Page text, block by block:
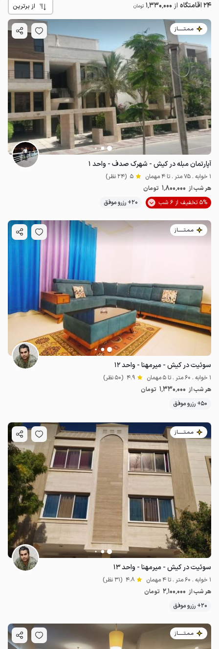
24 اقامتگاه از 1٬330٬000 تومان از برترین
مـمـتــــــاز
آپارتمان مبله در کیش - شهرک صدف - واحد ۱
1 خوابه . 75 متر . تا 4 مهمان 5 (24 نظر)
هر شب از 1٬800٬000 تومان
5% تخفیف از 6 شب
20+ رزرو موفق
مـمـتــــــاز
سوئیت در کیش - میرمهنا - واحد ۱۲
1 خوابه . 60 متر . تا 5 مهمان 4.9 (50 نظر)
هر شب از 1٬330٬000 تومان
50+ رزرو موفق
مـمـتــــــاز
سوئیت در کیش - میرمهنا - واحد ۱۳
1 خوابه . 60 متر . تا 4 مهمان 4.8 (31 نظر)
هر شب از 2٬100٬000 تومان
20+ رزرو موفق
مـمـتــــــاز